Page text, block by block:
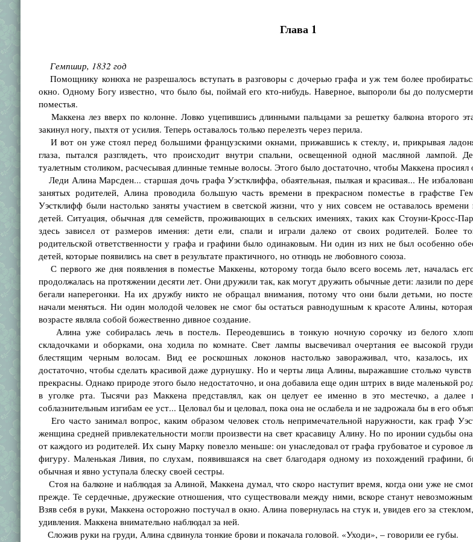
Глава 1
Гемпшир, 1832 год
Помощнику конюха не разрешалось вступать в разговоры с дочерью графа и уж тем более
окно. Одному Богу известно, что было бы, поймай его кто-нибудь. Наверное, выпороли бы до
поместья.
Маккена лез вверх по колонне. Ловко уцепившись длинными пальцами за решетку балкона второго
закинул ногу, пыхтя от усилия. Теперь оставалось только перелезть через перила.
И вот он уже стоял перед большими французскими окнами, прижавшись к стеклу, и, прикрывая
глаза, пытался разглядеть, что происходит внутри спальни, освещенной одной масляной лампой.
туалетным столиком, расчесывая длинные темные волосы. Этого было достаточно, чтобы Маккена просиял
Леди Алина Марсден... старшая дочь графа Уэстклиффа, обаятельная, пылкая и красивая... Не
занятых родителей, Алина проводила большую часть времени в прекрасном поместье в графстве
Уэстклифф были настолько заняты участием в светской жизни, что у них совсем не оставалось времени
детей. Ситуация, обычная для семейств, проживающих в сельских имениях, таких как Стоуни-Кросс-
здесь зависел от размеров имения: дети ели, спали и играли далеко от своих родителей. Более
родительской ответственности у графа и графини было одинаковым. Ни один из них не был особенно
детей, которые появились на свет в результате практичного, но отнюдь не любовного союза.
С первого же дня появления в поместье Маккены, которому тогда было всего восемь лет, началась
продолжалась на протяжении десяти лет. Они дружили так, как могут дружить обычные дети: лазили по
бегали наперегонки. На их дружбу никто не обращал внимания, потому что они были детьми, но
начали меняться. Ни один молодой человек не смог бы остаться равнодушным к красоте Алины,
возрасте являла собой божественно дивное создание.
Алина уже собиралась лечь в постель. Переодевшись в тонкую ночную сорочку из белого
складочками и оборками, она ходила по комнате. Свет лампы высвечивал очертания ее высокой
блестящим черным волосам. Вид ее роскошных локонов настолько завораживал, что, казалось,
достаточно, чтобы сделать красивой даже дурнушку. Но и черты лица Алины, выражавшие столько
прекрасны. Однако природе этого было недостаточно, и она добавила еще один штрих в виде маленькой
в уголке рта. Тысячи раз Маккена представлял, как он целует ее именно в это местечко, а далее
соблазнительным изгибам ее уст... Целовал бы и целовал, пока она не ослабела и не задрожала бы в его
Его часто занимал вопрос, каким образом человек столь непримечательной наружности, как граф
женщина средней привлекательности могли произвести на свет красавицу Алину. Но по иронии судьбы
от каждого из родителей. Их сыну Марку повезло меньше: он унаследовал от графа грубоватое и суровое
фигуру. Маленькая Ливия, по слухам, появившаяся на свет благодаря одному из похождений графини,
обычная и явно уступала блеску своей сестры.
Стоя на балконе и наблюдая за Алиной, Маккена думал, что скоро наступит время, когда они уже не
прежде. Те сердечные, дружеские отношения, что существовали между ними, вскоре станут
Взяв себя в руки, Маккена осторожно постучал в окно. Алина повернулась на стук и, увидев его за
удивления. Маккена внимательно наблюдал за ней.
Сложив руки на груди, Алина сдвинула тонкие брови и покачала головой. «Уходи», – говорили ее губы.